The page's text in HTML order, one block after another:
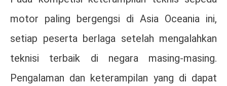
motor paling bergengsi di Asia Oceania ini,
setiap peserta berlaga setelah mengalahkan
teknisi terbaik di negara masing-masing.
Pengalaman dan keterampilan yang di dapat